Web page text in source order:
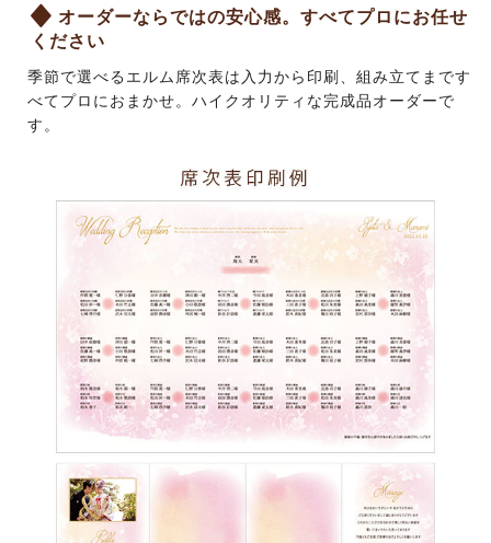
オーダーならではの安心感。すべてプロにお任せ
ください
季節で選べるエルム席次表は入力から印刷、組み立てまです
べてプロにおまかせ。ハイクオリティな完成品オーダーで
す。